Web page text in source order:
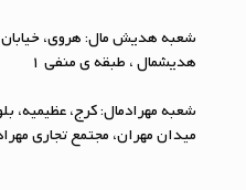
شعبه هدیش مال: هروی، خیابان
هدیشمال ، طبقه ی منفی 1
شعبه مهرادمال: کرج، عظیمیه،
میدان مهران، مجتمع تجاری